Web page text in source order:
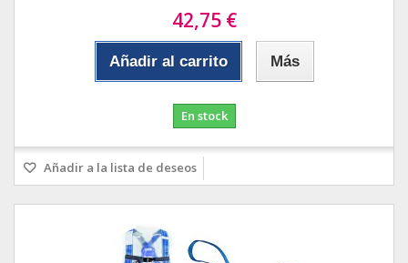
42,75 €
Añadir al carrito Más
En stock
Añadir a la lista de deseos